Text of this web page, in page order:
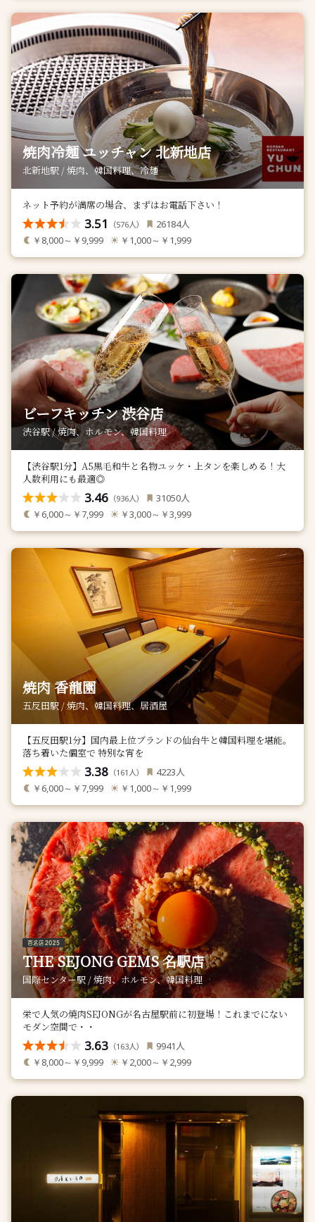
焼肉冷麺 ユッチャン 北新地店
北新地駅 / 焼肉、韓国料理、冷麺
ネット予約が満席の場合、まずはお電話下さい！
3.51 （576人） 26184人
￥8,000～￥9,999 ￥1,000～￥1,999
ビーフキッチン 渋谷店
渋谷駅 / 焼肉、ホルモン、韓国料理
【渋谷駅1分】A5黒毛和牛と名物ユッケ・上タンを楽しめる！大
人数利用にも最適◎
3.46 （936人） 31050人
￥6,000～￥7,999 ￥3,000～￥3,999
焼肉 香龍園
五反田駅 / 焼肉、韓国料理、居酒屋
【五反田駅1分】国内最上位ブランドの仙台牛と韓国料理を堪能。
落ち着いた個室で 特別な宵を
3.38 （161 人） 4223人
￥6,000～￥7,999 ￥1,000～￥1,999
THE SEJONG GEMS 名駅店
国際センター駅 / 焼肉、ホルモン、韓国料理
栄で人気の焼肉SEJONGが名古屋駅前に初登場！これまでにない
モダン空間で・・
3.63 （163人） 9941 人
￥8,000～￥9,999 ￥2,000～￥2,999